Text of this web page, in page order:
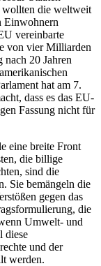
wollten die weltweit
Einwohnern
vereinbarte
von vier Milliarden
20 Jahren
hat am 7.
dass es das EU-
Fassung nicht für
eine breite Front
die billige
sind die
Sie bemängeln die
gegen das
die
Umwelt- und
diese
und der
werden.